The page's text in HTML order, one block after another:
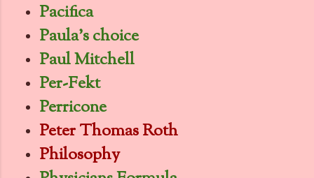
Pacifica
Paula's choice
Paul Mitchell
Per-Fekt
Perricone
Peter Thomas Roth
Philosophy